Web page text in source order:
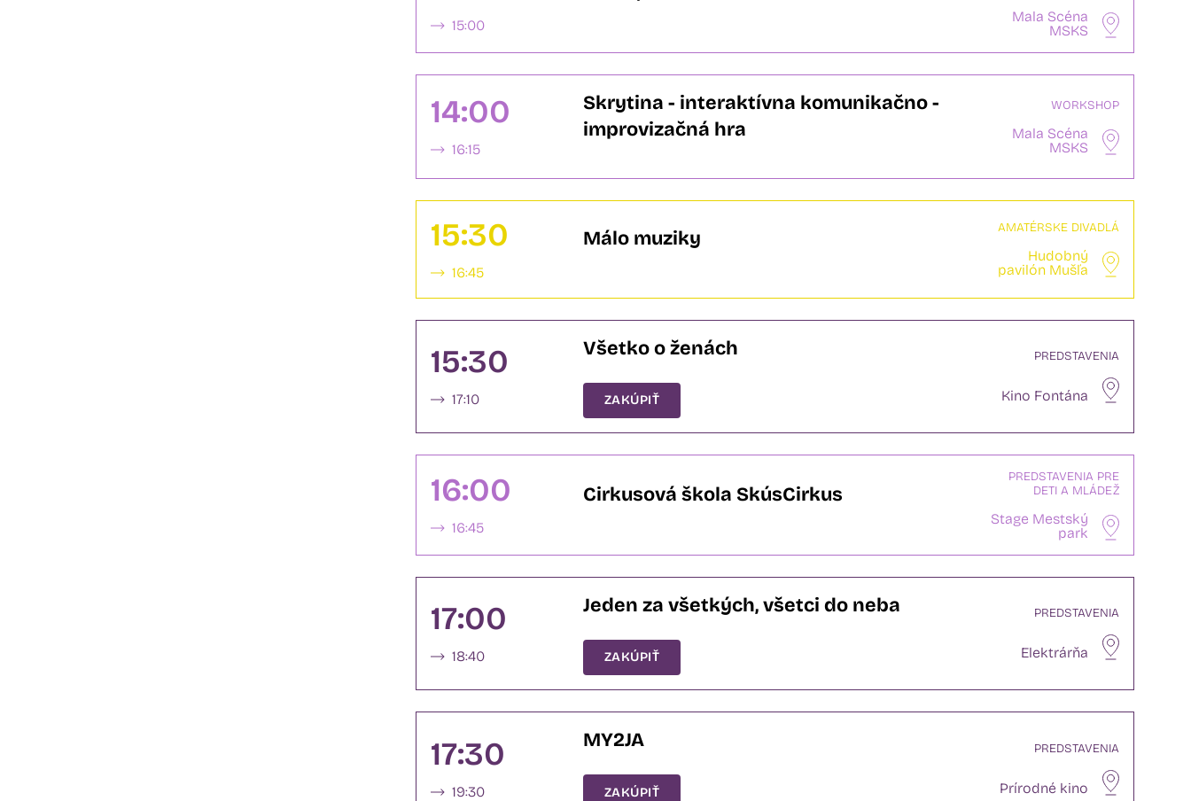
15:00
Mala Scéna
MSKS
14:00
16:15
Skrytina - interaktívna komunikačno -
improvizačná hra
WORKSHOP
Mala Scéna
MSKS
15:30
16:45
Málo muziky AMATÉRSKE DIVADLÁ
Hudobný
pavilón Mušľa
15:30
17:10
Všetko o ženách
ZAKÚPIŤ
PREDSTAVENIA
Kino Fontána
16:00
16:45
Cirkusová škola SkúsCirkus
PREDSTAVENIA PRE
DETI A MLÁDEŽ
Stage Mestský
park
17:00
18:40
Jeden za všetkých, všetci do neba
ZAKÚPIŤ
PREDSTAVENIA
Elektrárňa
17:30
19:30
MY2JA
ZAKÚPIŤ
PREDSTAVENIA
Prírodné kino